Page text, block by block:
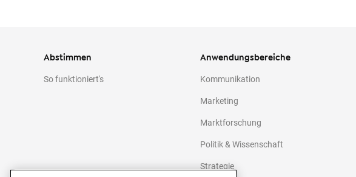
Abstimmen
So funktioniert's
Anwendungsbereiche
Kommunikation
Marketing
Marktforschung
Politik & Wissenschaft
Strategie